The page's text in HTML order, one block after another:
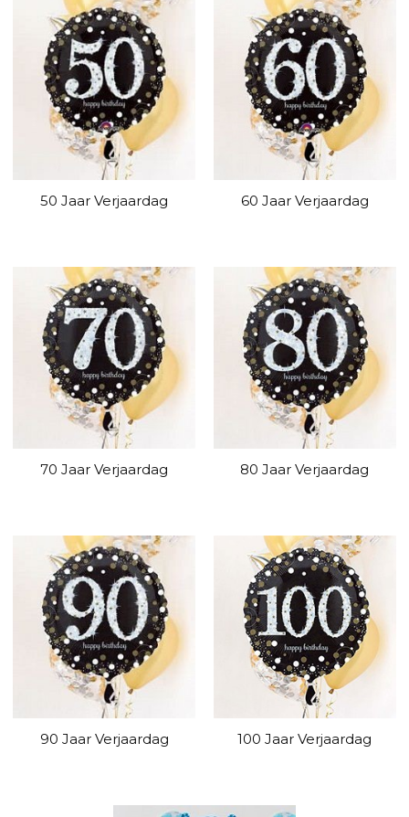
50 Jaar Verjaardag 60 Jaar Verjaardag
70 Jaar Verjaardag 80 Jaar Verjaardag
90 Jaar Verjaardag 100 Jaar Verjaardag